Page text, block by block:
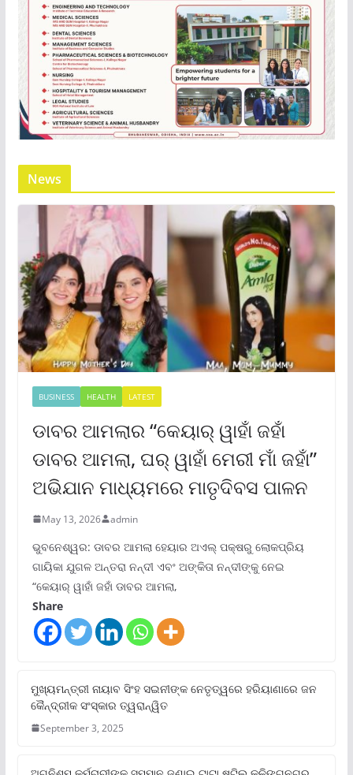
News
BUSINESS HEALTH LATEST
ଡାବର ଆମଲାର “କେୟାର୍ ୱାହାଁ ଜହାଁ
ଡାବର ଆମଲା, ଘର୍ ୱାହାଁ ମେରୀ ମାଁ ଜହାଁ”
ଅଭିଯାନ ମାଧ୍ୟମରେ ମାତୃଦିବସ ପାଳନ
May 13, 2026 admin
ଭୁବନେଶ୍ୱର: ଡାବର ଆମଲା ହେୟାର ଅଏଲ୍ ପକ୍ଷରୁ ଲୋକପ୍ରିୟ
ଗାୟିକା ଯୁଗଳ ଅନ୍ତରା ନନ୍ଦୀ ଏବଂ ଅଙ୍କିତା ନନ୍ଦୀଙ୍କୁ ନେଇ
“କେୟାର୍ ୱାହାଁ ଜହାଁ ଡାବର ଆମଲା,
Share
ମୁଖ୍ୟମନ୍ତ୍ରୀ ନାୟାବ ସିଂହ ସଇନୀଙ୍କ ନେତୃତ୍ୱରେ ହରିୟାଣାରେ ଜନ
କୈନ୍ଦ୍ରୀକ ସଂସ୍କାର ତ୍ୱରାନ୍ୱିତ
September 3, 2025